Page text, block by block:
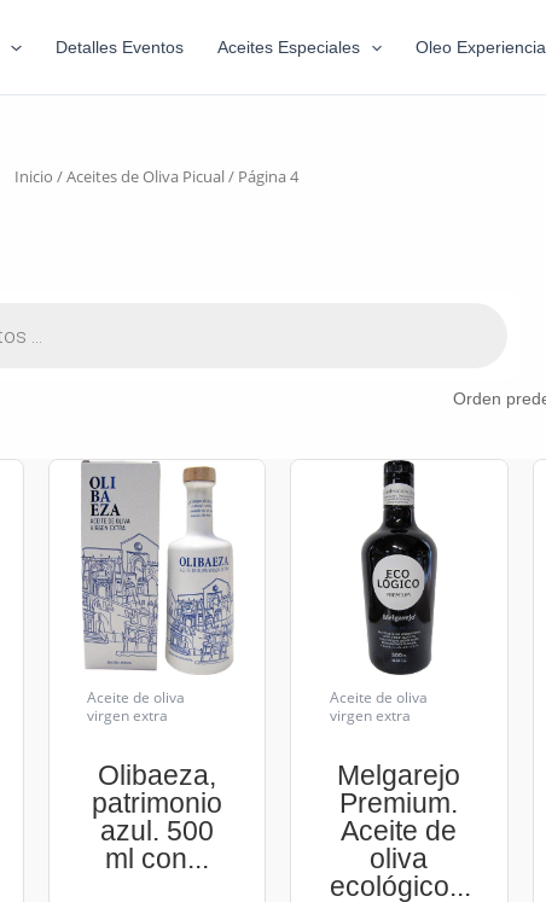
Detalles Eventos Aceites Especiales Oleo Experiencia
Inicio /Aceites de Oliva Picual/ Página 4
Aceite de oliva
virgen extra
Olibaeza,
patrimonio
azul. 500
ml con...
Aceite de oliva
virgen extra
Melgarejo
Premium.
Aceite de
oliva
ecológico...